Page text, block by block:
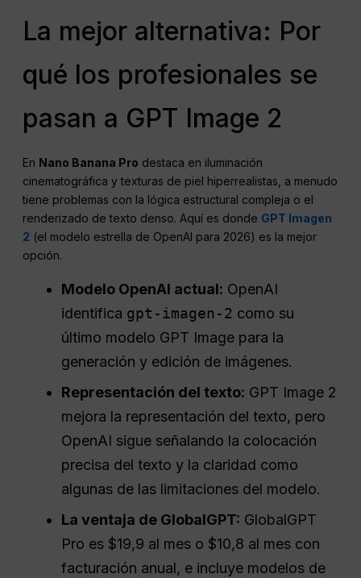
La mejor alternativa: Por
qué los profesionales se
pasan a GPT Image 2
En Nano Banana Pro destaca en iluminación
cinematográfica y texturas de piel hiperrealistas, a menudo
tiene problemas con la lógica estructural compleja o el
renderizado de texto denso. Aquí es donde GPT Imagen
2 (el modelo estrella de OpenAI para 2026) es la mejor
opción.
Modelo OpenAI actual: OpenAI
identifica gpt-imagen-2 como su
último modelo GPT Image para la
generación y edición de imágenes.
Representación del texto: GPT Image 2
mejora la representación del texto, pero
OpenAI sigue señalando la colocación
precisa del texto y la claridad como
algunas de las limitaciones del modelo.
La ventaja de GlobalGPT: GlobalGPT
Pro es $19,9 al mes o $10,8 al mes con
facturación anual, e incluye modelos de